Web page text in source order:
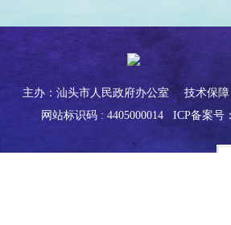
主办：汕头市人民政府办公室 技术保
网站标识码 : 4405000014 ICP备案号